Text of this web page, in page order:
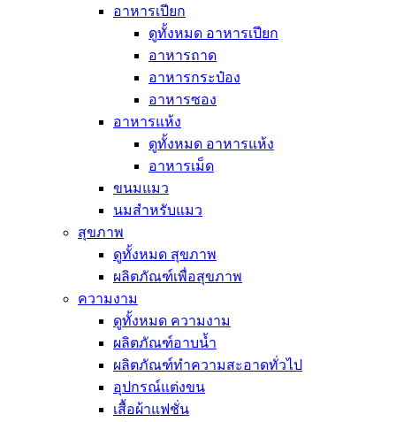
อาหารเปียก
ดูทั้งหมด อาหารเปียก
อาหารถาด
อาหารกระป๋อง
อาหารซอง
อาหารแห้ง
ดูทั้งหมด อาหารแห้ง
อาหารเม็ด
ขนมแมว
นมสำหรับแมว
สุขภาพ
ดูทั้งหมด สุขภาพ
ผลิตภัณฑ์เพื่อสุขภาพ
ความงาม
ดูทั้งหมด ความงาม
ผลิตภัณฑ์อาบน้ำ
ผลิตภัณฑ์ทำความสะอาดทั่วไป
อุปกรณ์แต่งขน
เสื้อผ้าแฟชั่น